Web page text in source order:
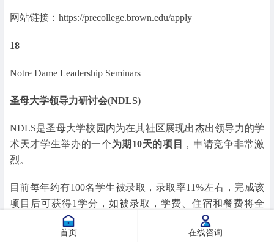
网站链接：https://precollege.brown.edu/apply
18
Notre Dame Leadership Seminars
圣母大学领导力研讨会(NDLS)
NDLS是圣母大学校园内为在其社区展现出杰出领导力的学
术天才学生举办的一个为期10天的项目
，申请竞争非常激
烈。
目前每年约有100名学生被录取，录取率11%左右，完成该
项目后可获得1学分，如被录取，学费、住宿和餐费将全
首页 在线咨询